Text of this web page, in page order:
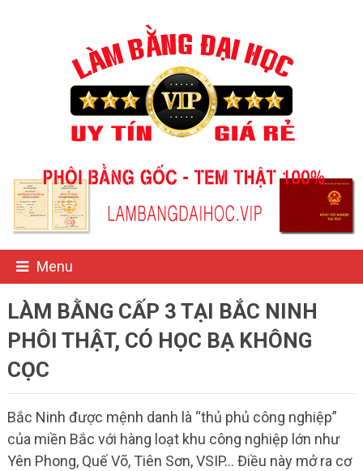
Menu
LÀM BẰNG CẤP 3 TẠI BẮC NINH
PHÔI THẬT, CÓ HỌC BẠ KHÔNG
CỌC
Bắc Ninh được mệnh danh là “thủ phủ công nghiệp”
của miền Bắc với hàng loạt khu công nghiệp lớn như
Yên Phong, Quế Võ, Tiên Sơn, VSIP… Điều này mở ra cơ